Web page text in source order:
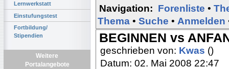
Lernwerkstatt
Einstufungstest
Fortbildung/
Stipendien
Weitere
Portalangebote
Navigation: Forenliste •
Thema • Suche • Anmelden
BEGINNEN vs
geschrieben von: Kwas ()
Datum: 02. Mai 2008 22:47